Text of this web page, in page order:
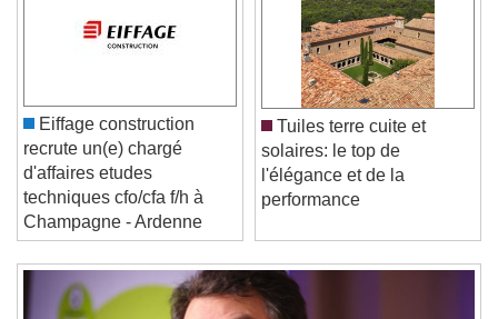
Video Player is loading.
Play
Skip Backward
Skip Forward
Unmute
Current Time0:00
/
Duration-:-
Loaded:0%
Stream TypeLIVE
Seek to live, currently behind liveLIVE
Remaining Time-0:00
Eiffage construction
recrute un(e) chargé
d'affaires etudes
techniques cfo/cfa f/h à
Champagne - Ardenne
Tuiles terre cuite et
solaires: le top de
l'élégance et de la